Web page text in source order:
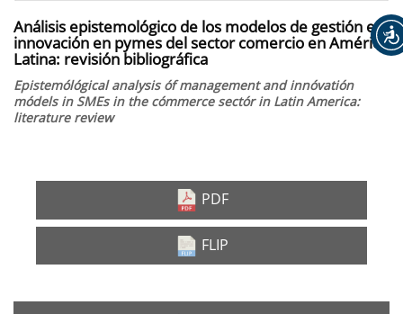
Análisis epistemológico de los modelos de gestión e
innovación en pymes del sector comercio en América
Latina: revisión bibliográfica
Epistemólógical analysis óf management and innóvatión
módels in SMEs in the cómmerce sectór in Latin America:
literature review
Barra
del
artículo
PDF
FLIP